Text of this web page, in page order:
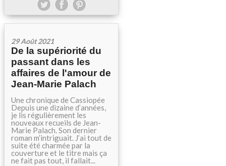
29 Août 2021
De la supériorité du
passant dans les
affaires de l'amour de
Jean-Marie Palach
Une chronique de Cassiopée
Depuis une dizaine d’années,
je lis régulièrement les
nouveaux recueils de Jean-
Marie Palach. Son dernier
roman m’intriguait. J’ai tout de
suite été charmée par la
couverture et le titre mais ça
ne fait pas tout, il fallait...